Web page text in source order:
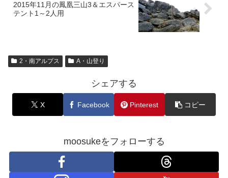
2015年11月の鳳凰三山3＆エスパース
テント1～2人用
2・南アルプス A・山登り
シェアする
X Facebook Pinterest コピー
moosukeをフォローする